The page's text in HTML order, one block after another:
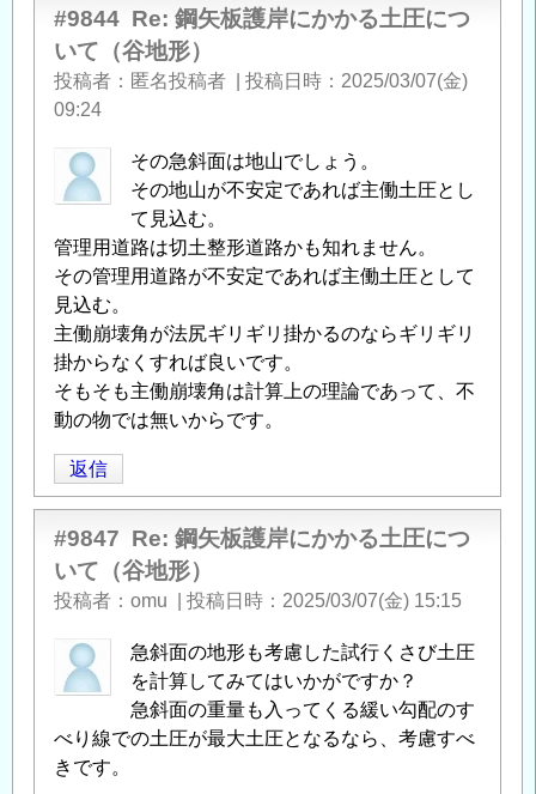
#9844 Re: 鋼矢板護岸にかかる土圧につ
いて（谷地形）
投稿者 匿名投稿者 投稿日時
2025/03/07(金)
09:24
その急斜面は地山でしょう。
その地山が不安定であれば主働土圧とし
て見込む。
管理用道路は切土整形道路かも知れません。
その管理用道路が不安定であれば主働土圧として
見込む。
主働崩壊角が法尻ギリギリ掛かるのならギリギリ
掛からなくすれば良いです。
そもそも主働崩壊角は計算上の理論であって、不
動の物では無いからです。
返信
#9847 Re: 鋼矢板護岸にかかる土圧につ
いて（谷地形）
投稿者 omu 投稿日時 2025/03/07(金) 15:15
急斜面の地形も考慮した試行くさび土圧
を計算してみてはいかがですか？
急斜面の重量も入ってくる緩い勾配のす
べり線での土圧が最大土圧となるなら、考慮すべ
きです。